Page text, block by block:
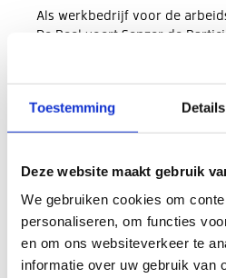
Toestemming Details
Deze website maakt gebruik
We gebruiken cookies om
personaliseren, om functies
en om ons websiteverkeer te
informatie over uw gebruik van
Als werkbedrijf voor de
De Peel voert Senzer de
gemeenten. Ze bedienen
250.000 inwoners. Via
Meer informatie